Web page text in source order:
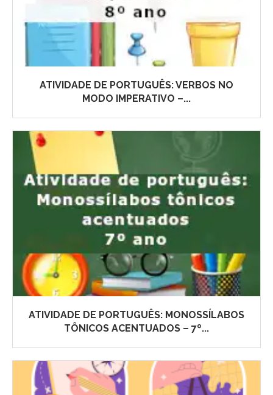
ATIVIDADE DE PORTUGUÊS: VERBOS NO
MODO IMPERATIVO –...
ATIVIDADE DE PORTUGUÊS: MONOSSÍLABOS
TÔNICOS ACENTUADOS – 7º...